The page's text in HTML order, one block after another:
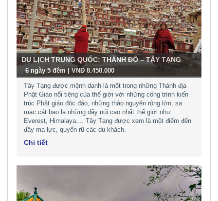
DU LỊCH TRUNG QUỐC: THÀNH ĐÔ – TÂY TẠNG
- 6 ngày 5 đêm | VNĐ 8.450.000
Tây Tạng được mệnh danh là một trong những Thánh địa
Phật Giáo nổi tiêng của thế giới với những công trình kiến
trúc Phật giáo độc đáo, những thảo nguyên rộng lớn, sa
mạc cát bao la những dãy núi cao nhất thế giới như
Everest, Himalaya.... Tây Tạng được xem là một điểm đến
đầy ma lực, quyến rũ các du khách.
Chi tiết